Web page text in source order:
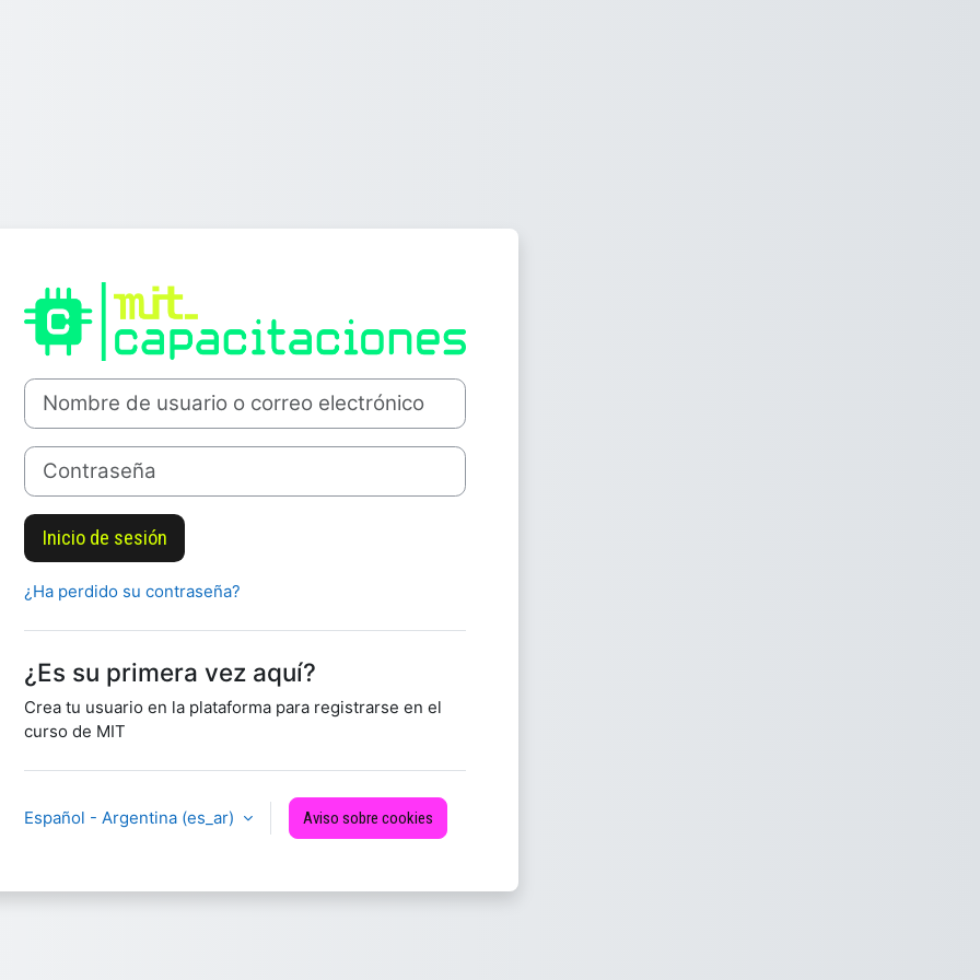
Nombre de usuario o correo electrónico
Contraseña
Inicio de sesión
¿Ha perdido su contraseña?
¿Es su primera vez aquí?
Crea tu usuario en la plataforma para registrarse en el
curso de MIT
Español - Argentina ‎(es_ar)‎ Aviso sobre cookies